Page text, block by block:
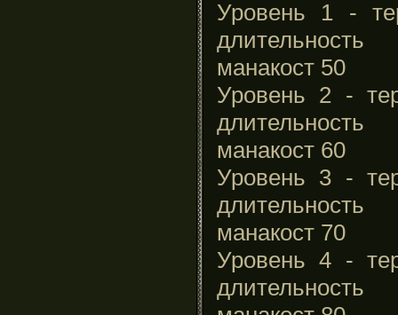
Уровень 1 -
манакост 50
Уровень 2 -
манакост 60
Уровень 3 -
манакост 70
Уровень 4 -